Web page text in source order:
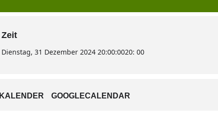
Zeit
Dienstag, 31 Dezember 2024 20:00:0020: 00
KALENDER GOOGLECALENDAR